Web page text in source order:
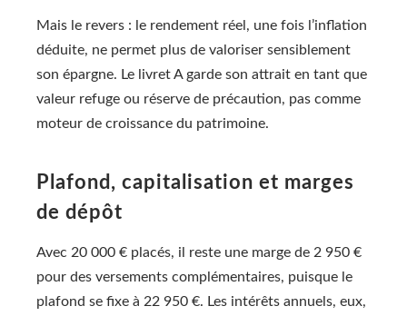
Mais le revers : le rendement réel, une fois l’inflation
déduite, ne permet plus de valoriser sensiblement
son épargne. Le livret A garde son attrait en tant que
valeur refuge ou réserve de précaution, pas comme
moteur de croissance du patrimoine.
Plafond, capitalisation et marges
de dépôt
Avec 20 000 € placés, il reste une marge de 2 950 €
pour des versements complémentaires, puisque le
plafond se fixe à 22 950 €. Les intérêts annuels, eux,